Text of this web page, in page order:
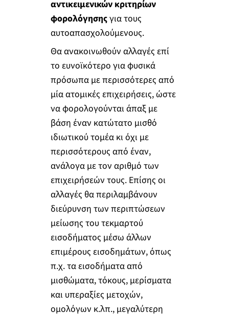
αντικειμενικών κριτηρίων
φορολόγησηςγια τους
αυτοαπασχολούμενους.
Θα ανακοινωθούν αλλαγές επί
το ευνοϊκότερο για φυσικά
πρόσωπα με περισσότερες από
μία ατομικές επιχειρήσεις, ώστε
να φορολογούνται άπαξ με
βάση έναν κατώτατο μισθό
ιδιωτικού τομέα κι όχι με
περισσότερους από έναν,
ανάλογα με τον αριθμό των
επιχειρήσεών τους. Επίσης οι
αλλαγές θα περιλαμβάνουν
διεύρυνση των περιπτώσεων
μείωσης του τεκμαρτού
εισοδήματος μέσω άλλων
επιμέρους εισοδημάτων, όπως
π.χ. τα εισοδήματα από
μισθώματα, τόκους, μερίσματα
και υπεραξίες μετοχών,
ομολόγων κ.λπ., μεγαλύτερη